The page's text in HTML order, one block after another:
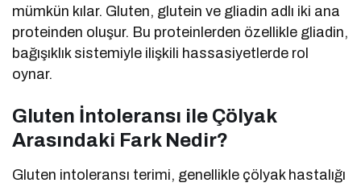
mümkün kılar. Gluten, glutein ve gliadin adlı iki ana
proteinden oluşur. Bu proteinlerden özellikle gliadin,
bağışıklık sistemiyle ilişkili hassasiyetlerde rol
oynar.
Gluten İntoleransı ile Çölyak
Arasındaki Fark Nedir?
Gluten intoleransı terimi, genellikle çölyak hastalığı